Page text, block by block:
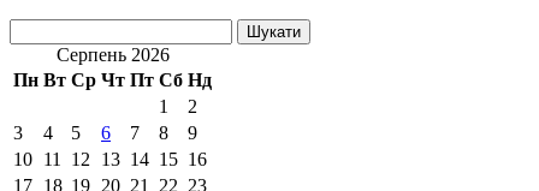
Серпень 2026
Пн Вт Ср Чт Пт Сб Нд
1
2
3
4 5 6 7 8
9
10 11 12 13 14 15 16
17 18 19 20 21 22 23